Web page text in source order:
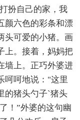
扮自己的家，我
颜六色的彩条和漂
头可爱的小猪。画
上。接着，妈妈把
墙上。正巧外婆进
呵呵地说："这里
的猪头勺子`猪头
！”外婆的这句幽